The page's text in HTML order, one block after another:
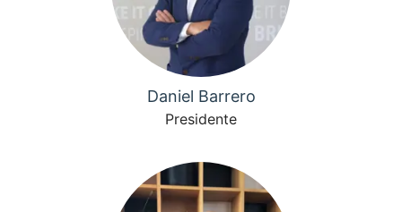
Daniel Barrero
Presidente